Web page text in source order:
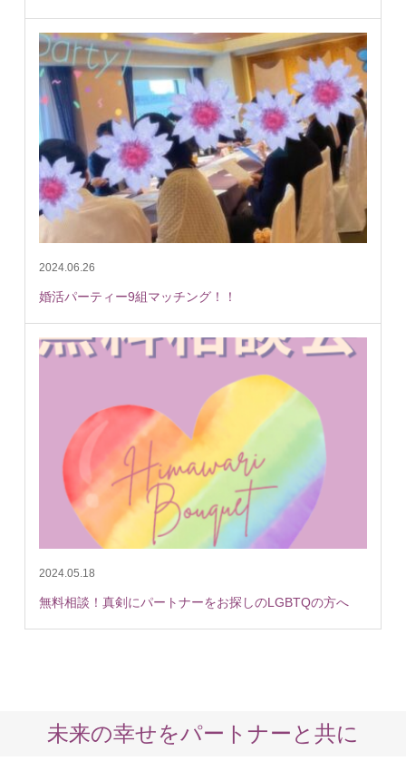
2024.06.26
婚活パーティー9組マッチング！！
2024.05.18
無料相談！真剣にパートナーをお探しのLGBTQの方へ
未来の幸せをパートナーと共に